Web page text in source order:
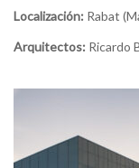
Localización: Rabat
Arquitectos: Ricardo